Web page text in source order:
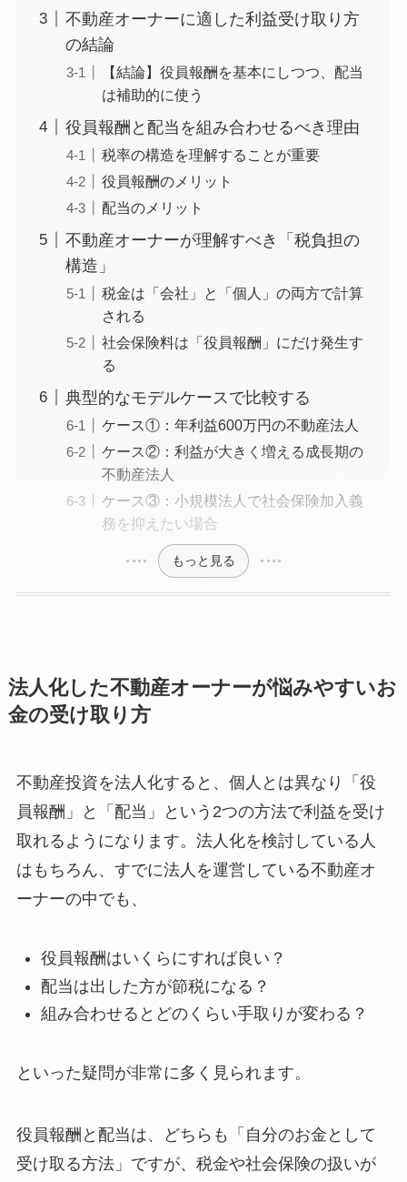
不動産オーナーに適した利益受け取り方
の結論
【結論】役員報酬を基本にしつつ、配当
は補助的に使う
役員報酬と配当を組み合わせるべき理由
税率の構造を理解することが重要
役員報酬のメリット
配当のメリット
不動産オーナーが理解すべき「税負担の
構造」
税金は「会社」と「個人」の両方で計算
される
社会保険料は「役員報酬」にだけ発生す
る
典型的なモデルケースで比較する
ケース①：年利益600万円の不動産法人
ケース②：利益が大きく増える成長期の
不動産法人
ケース③：小規模法人で社会保険加入義
務を抑えたい場合
もっと見る
法人化した不動産オーナーが悩みやすいお
金の受け取り方
不動産投資を法人化すると、個人とは異なり「役
員報酬」と「配当」という2つの方法で利益を受け
取れるようになります。法人化を検討している人
はもちろん、すでに法人を運営している不動産オ
ーナーの中でも、
役員報酬はいくらにすれば良い？
配当は出した方が節税になる？
組み合わせるとどのくらい手取りが変わる？
といった疑問が非常に多く見られます。
役員報酬と配当は、どちらも「自分のお金として
受け取る方法」ですが、税金や社会保険の扱いが